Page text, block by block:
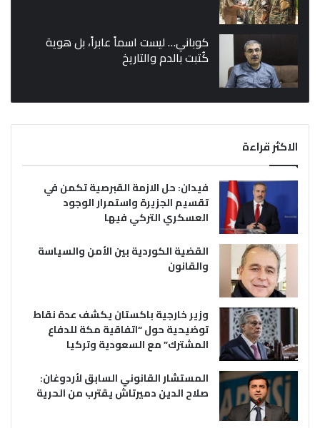
كوباني… ليست اسماً عابراً، بل هوية
كُتبت بالدم والتاريخ
الاكثر قراءة
فيدان: حل الازمة القبرصية تكمن في
تقسيم الجزيرة واستمرار الوجود
العسكري التركي فيها
القضية الكوردية بين الأمن والسياسة
والقانون
وزير خارجية باكستان يكشف عدة نقاط
توضيحية حول “اتفاقية مكة للدفاع
المشترك” مع السعودية وتركيا
المستشار القانوني السابق لأردوغان:
صلاح الدين دميرتاش يقترب من الحرية